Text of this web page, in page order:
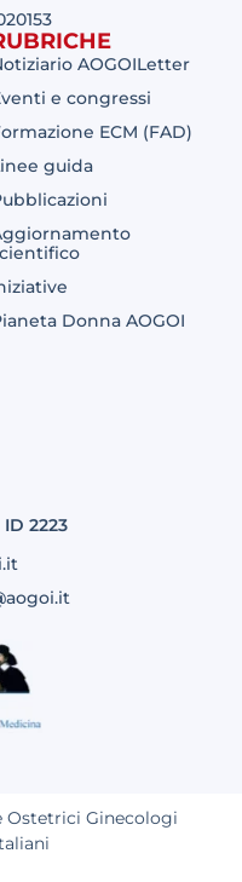
AOGOILetter
e congressi
ECM (FAD)
guida
Donna AOGOI
2223
Ostetrici Ginecologi